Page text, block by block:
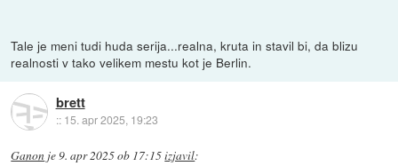
Tale je meni tudi huda serija...realna, kruta in stavil bi, da blizu
realnosti v tako velikem mestu kot je Berlin.
brett
:: 15. apr 2025, 19:23
Ganon je9. apr 2025 ob 17:15izjavil: